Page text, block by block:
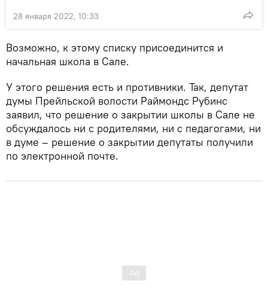
28 января 2022, 10:33
Возможно, к этому списку присоединится и
начальная школа в Сале.
У этого решения есть и противники. Так, депутат
думы Прейльской волости Раймондс Рубинс
заявил, что решение о закрытии школы в Сале не
обсуждалось ни с родителями, ни с педагогами, ни
в думе – решение о закрытии депутаты получили
по электронной почте.